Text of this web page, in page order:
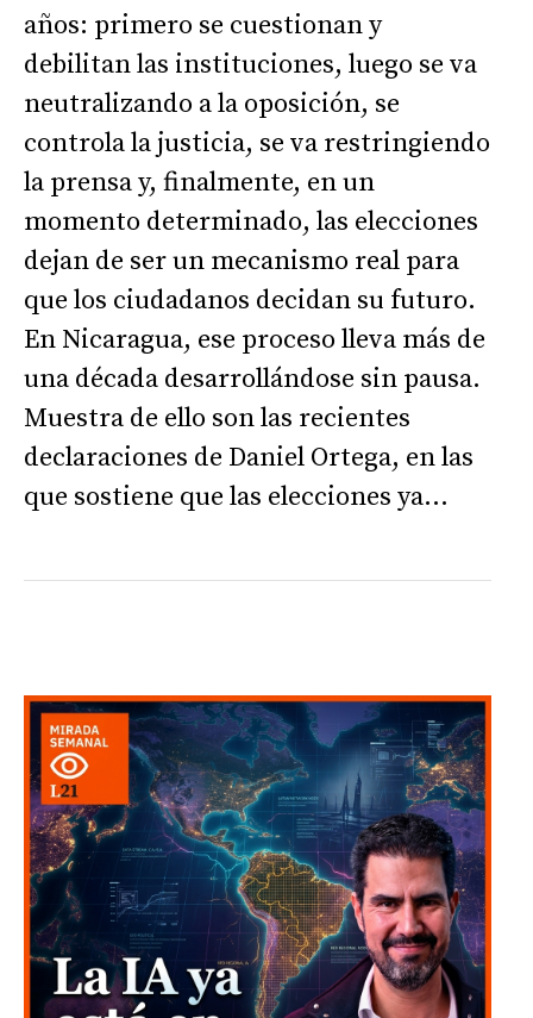
años: primero se cuestionan y
debilitan las instituciones, luego se va
neutralizando a la oposición, se
controla la justicia, se va restringiendo
la prensa y, finalmente, en un
momento determinado, las elecciones
dejan de ser un mecanismo real para
que los ciudadanos decidan su futuro.
En Nicaragua, ese proceso lleva más de
una década desarrollándose sin pausa.
Muestra de ello son las recientes
declaraciones de Daniel Ortega, en las
que sostiene que las elecciones ya...